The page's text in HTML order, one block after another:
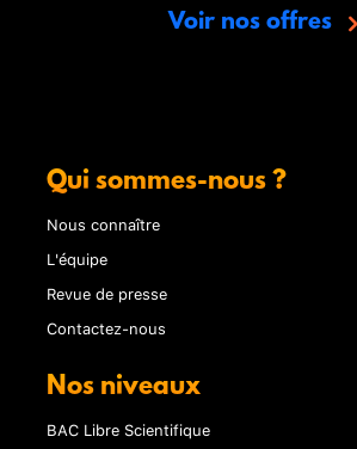
Voir nos offres
Qui sommes-nous ?
Nous connaître
L'équipe
Revue de presse
Contactez-nous
Nos niveaux
BAC Libre Scientifique